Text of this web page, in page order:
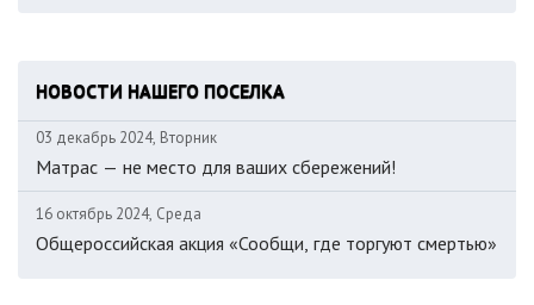
НОВОСТИ НАШЕГО ПОСЕЛКА
03 декабрь 2024, Вторник
Матрас — не место для ваших сбережений!
16 октябрь 2024, Среда
Общероссийская акция «Сообщи, где торгуют смертью»